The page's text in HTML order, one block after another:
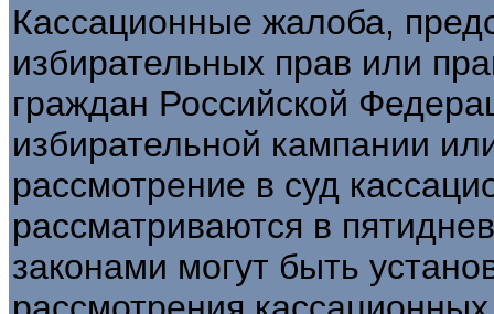
Кассационные жалоба,
избирательных прав или
граждан Российской
избирательной кампании
рассмотрение в суд
рассматриваются в
законами могут быть